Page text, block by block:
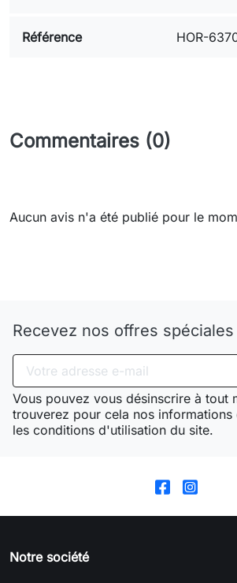
Référence HOR-
Commentaires (0)
Aucun avis n'a été publié pour le
Recevez nos offres spéciales
Vous pouvez vous désinscrire à tout
trouverez pour cela nos informations
les conditions d'utilisation du site.
Notre société